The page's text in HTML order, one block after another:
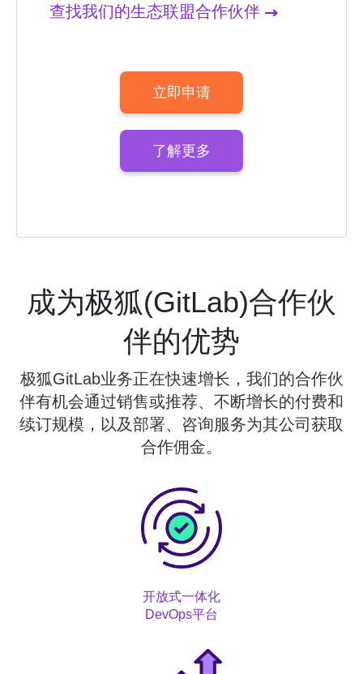
查找我们的生态联盟合作伙伴
立即申请
了解更多
成为极狐(GitLab)合作伙
伴的优势
极狐GitLab业务正在快速增长，我们的合作伙
伴有机会通过销售或推荐、不断增长的付费和
续订规模，以及部署、咨询服务为其公司获取
合作佣金。
开放式一体化
DevOps平台